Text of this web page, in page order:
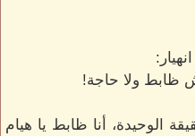
ظابط ولا حاجة!
الوحيدة، أنا ظابط يا هيام